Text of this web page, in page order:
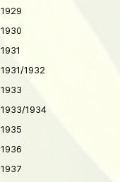
1929
1930
1931
1931/1932
1933
1933/1934
1935
1936
1937